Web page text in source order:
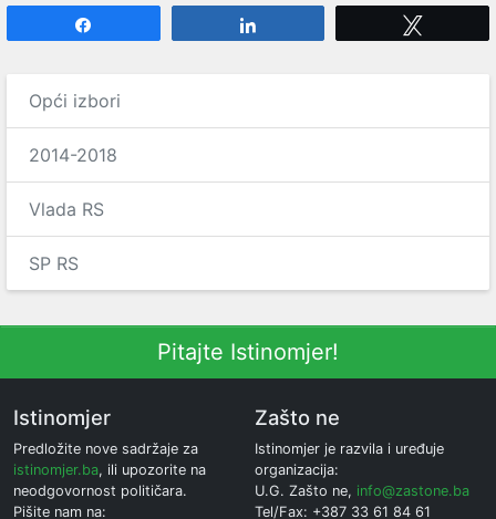
Opći izbori
2014-2018
Vlada RS
SP RS
Pitajte Istinomjer!
Istinomjer
Predložite nove sadržaje za
istinomjer.ba, ili upozorite na
neodgovornost političara.
Pišite nam na:
Zašto ne
Istinomjer je razvila i uređuje
organizacija:
U.G. Zašto ne, info@zastone.ba
Tel/Fax: +387 33 61 84 61